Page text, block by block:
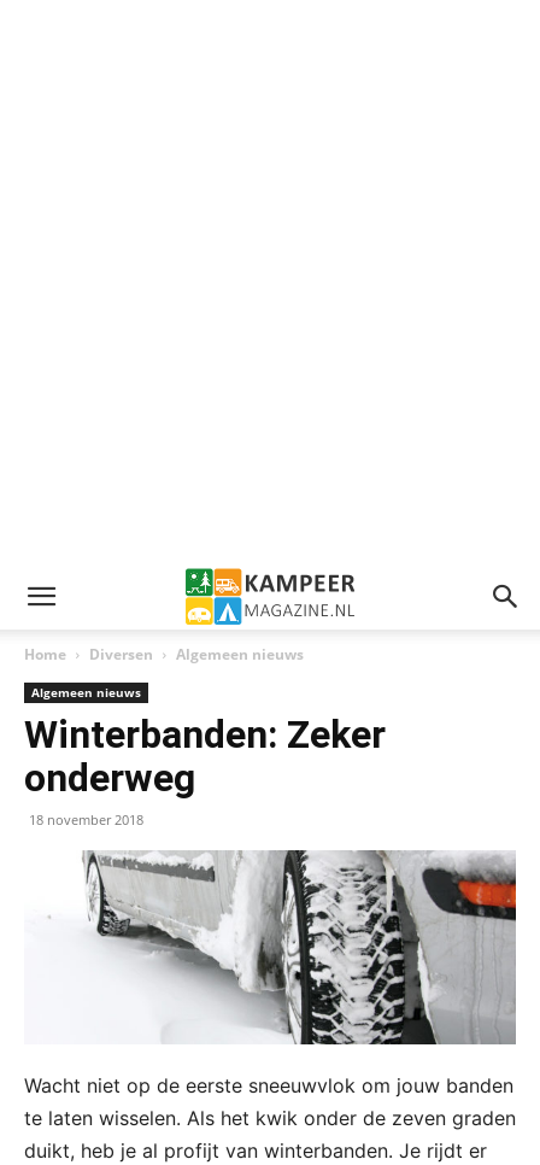
Home Diversen Algemeen nieuws
Algemeen nieuws
Winterbanden: Zeker
onderweg
18 november 2018
Wacht niet op de eerste sneeuwvlok om jouw banden
te laten wisselen. Als het kwik onder de zeven graden
duikt, heb je al profijt van winterbanden. Je rijdt er